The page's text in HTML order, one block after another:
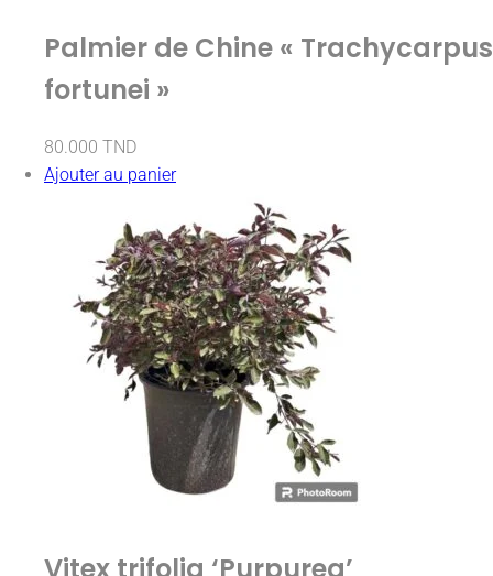
Palmier de Chine « Trachycarpus
fortunei »
80.000 TND
Ajouter au panier
Vitex trifolia ‘Purpurea’